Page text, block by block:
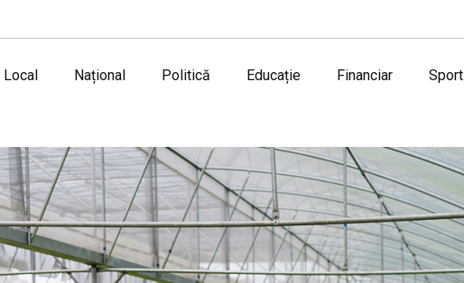
Local Național Politică Educație Financiar Sport